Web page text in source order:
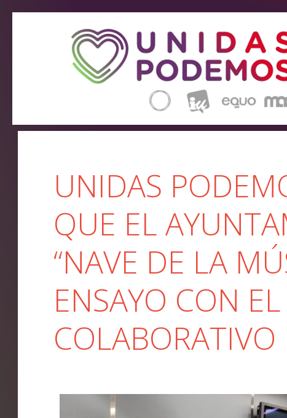
UNIDAS
QUE EL
“NAVE DE LA
ENSAYO CON